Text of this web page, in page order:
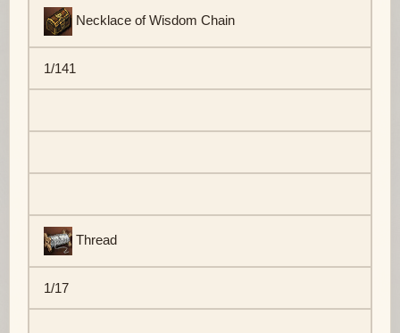
Necklace of Wisdom Chain
1/141
Thread
1/17